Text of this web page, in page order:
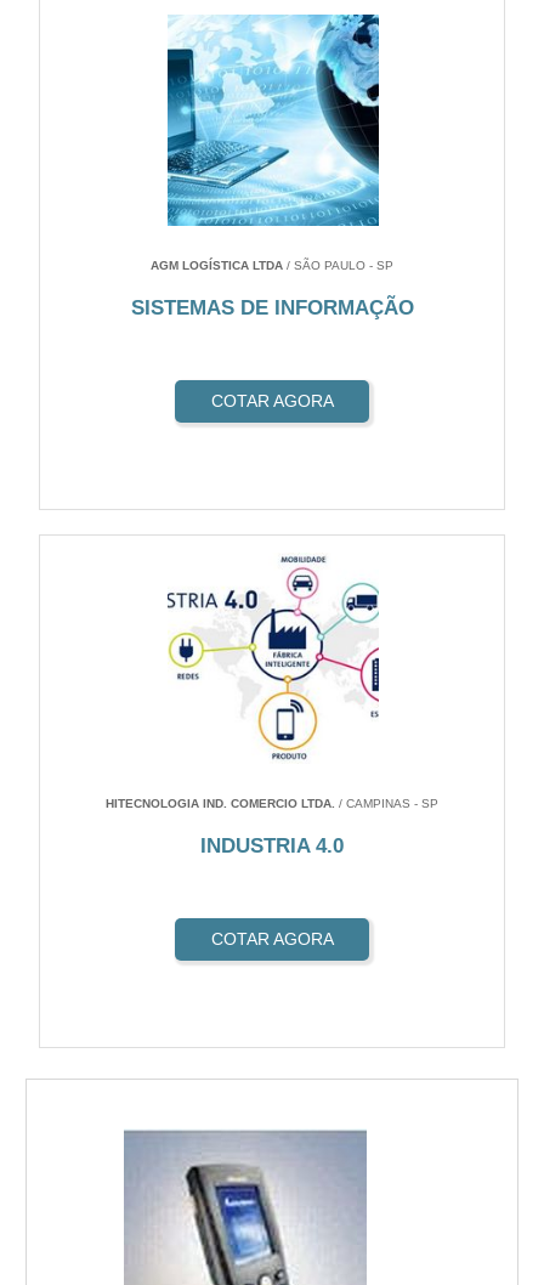
AGM LOGÍSTICA LTDA / SÃO PAULO - SP
SISTEMAS DE INFORMAÇÃO
COTAR AGORA
HITECNOLOGIA IND. COMERCIO LTDA. / CAMPINAS - SP
INDUSTRIA 4.0
COTAR AGORA